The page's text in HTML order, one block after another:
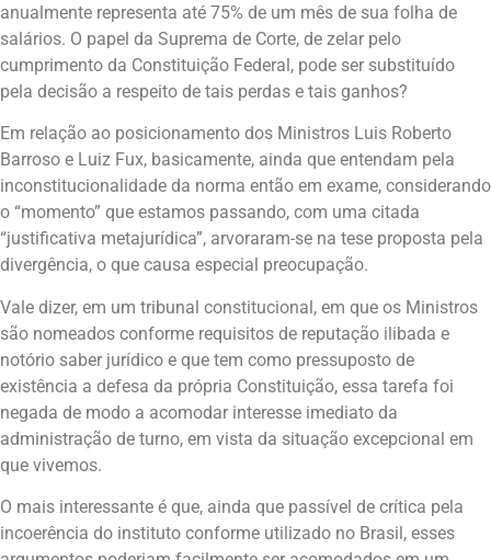
anualmente representa até 75% de um mês de sua folha de
salários. O papel da Suprema de Corte, de zelar pelo
cumprimento da Constituição Federal, pode ser substituído
pela decisão a respeito de tais perdas e tais ganhos?
Em relação ao posicionamento dos Ministros Luis Roberto
Barroso e Luiz Fux, basicamente, ainda que entendam pela
inconstitucionalidade da norma então em exame, considerando
o “momento” que estamos passando, com uma citada
“justificativa metajurídica”, arvoraram-se na tese proposta pela
divergência, o que causa especial preocupação.
Vale dizer, em um tribunal constitucional, em que os Ministros
são nomeados conforme requisitos de reputação ilibada e
notório saber jurídico e que tem como pressuposto de
existência a defesa da própria Constituição, essa tarefa foi
negada de modo a acomodar interesse imediato da
administração de turno, em vista da situação excepcional em
que vivemos.
O mais interessante é que, ainda que passível de crítica pela
incoerência do instituto conforme utilizado no Brasil, esses